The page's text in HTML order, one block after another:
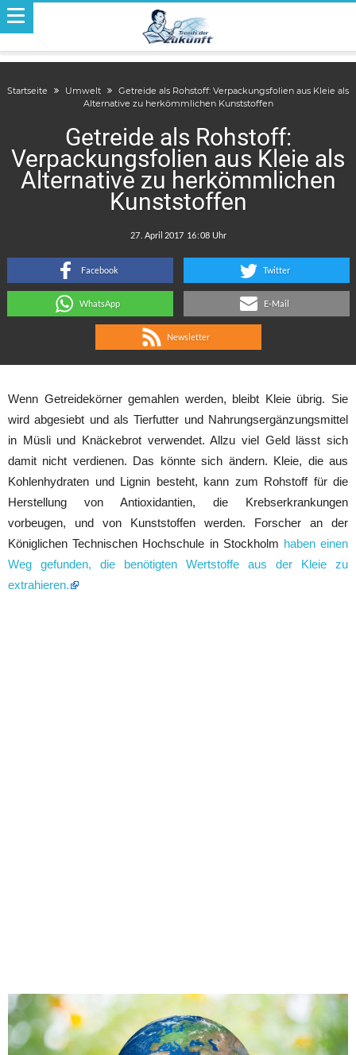
Startseite Umwelt
Getreide als Rohstoff: Verpackungsfolien aus Kleie als
Alternative zu herkömmlichen Kunststoffen
Getreide als Rohstoff:
Verpackungsfolien aus Kleie als
Alternative zu herkömmlichen
Kunststoffen
:
Facebook Twitter
WhatsApp E-Mail
Newsletter
Wenn Getreidekörner gemahlen werden, bleibt Kleie übrig. Sie
wird abgesiebt und als Tierfutter und Nahrungsergänzungsmittel
in Müsli und Knäckebrot verwendet. Allzu viel Geld lässt sich
damit nicht verdienen. Das könnte sich ändern. Kleie, die aus
Kohlenhydraten und Lignin besteht, kann zum Rohstoff für die
Herstellung von Antioxidantien, die Krebserkrankungen
vorbeugen, und von Kunststoffen werden. Forscher an der
Königlichen Technischen Hochschule in Stockholm haben einen
Weg gefunden, die benötigten Wertstoffe aus der Kleie zu
extrahieren.